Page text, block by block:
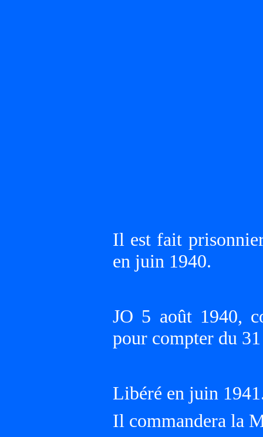
Il est fait
en juin 1940.
JO 5 août 1940,
pour compter du
Libéré en juin
Il commandera la